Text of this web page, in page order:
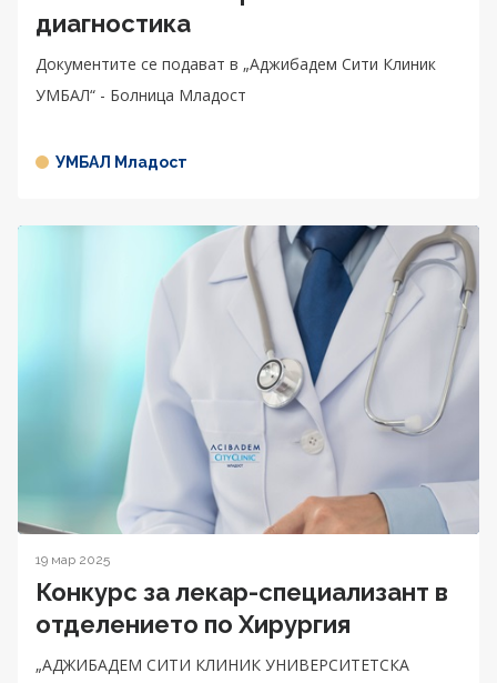
диагностика
Документите се подават в „Аджибадем Сити Клиник
УМБАЛ“ - Болница Младост
УМБАЛ Младост
19 мар 2025
Конкурс за лекар-специализант в
отделението по Хирургия
„АДЖИБАДЕМ СИТИ КЛИНИК УНИВЕРСИТЕТСКА